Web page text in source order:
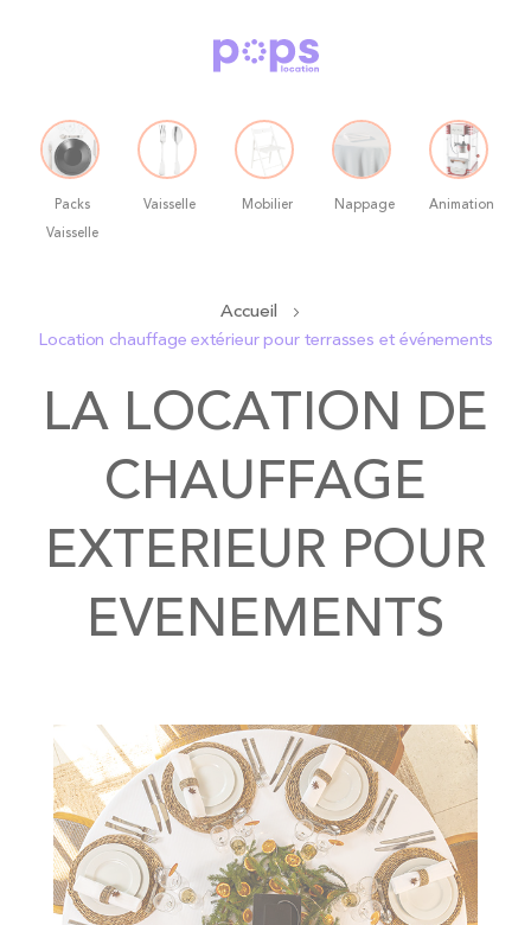
Packs
Vaisselle
Vaisselle Mobilier Nappage Animation
Accueil
Location chauffage extérieur pour terrasses et événements
LA LOCATION DE
CHAUFFAGE
EXTERIEUR POUR
EVENEMENTS